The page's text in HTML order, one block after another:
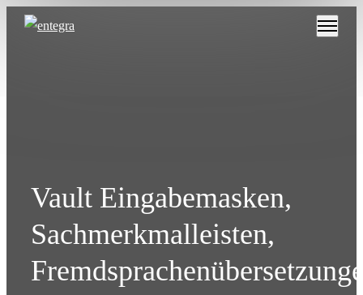
Vault Eingabemasken,
Sachmerkmalleisten,